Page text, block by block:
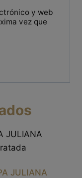
y web
vez que
JULIANA